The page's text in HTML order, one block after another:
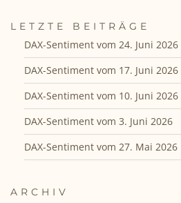
LETZTE BEITRÄGE
DAX-Sentiment vom 24. Juni
DAX-Sentiment vom 17. Juni 2026
DAX-Sentiment vom 10. Juni 2026
DAX-Sentiment vom 3. Juni 2026
DAX-Sentiment vom 27. Mai 2026
ARCHIV